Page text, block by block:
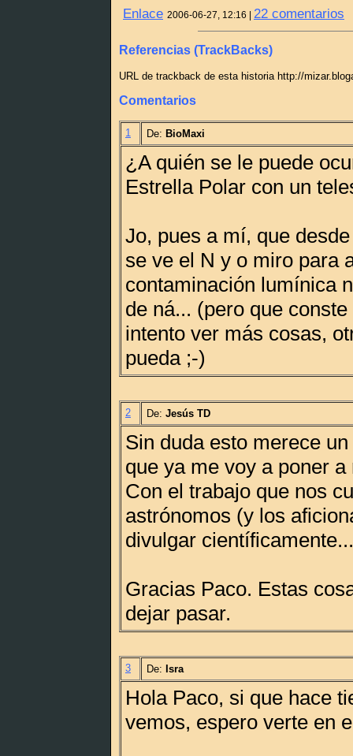
Enlace 2006-06-27, 12:16 | 22 comentarios
Referencias (TrackBacks)
URL de trackback de esta historia http://
Comentarios
1 De: BioMaxi
¿A quién se le puede
Estrella Polar con un
Jo, pues a mí, que
se ve el N y o miro para
contaminación lumínica
de ná... (pero que
intento ver más cosas,
pueda ;-)
2 De: Jesús TD
Sin duda esto merece
que ya me voy a poner a
Con el trabajo que nos
astrónomos (y los
divulgar científicamente...
Gracias Paco. Estas
dejar pasar.
3 De: Isra
Hola Paco, si que hace
vemos, espero verte en